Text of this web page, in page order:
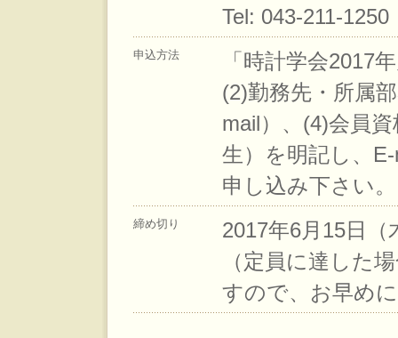
Tel: 043-211-1250
申込方法
「時計学会2017
(2)勤務先・所属
mail）、(4)会員
生）を明記し、
申し込み下さい。
締め切り
2017年6月15日（
（定員に達した
すので、お早め